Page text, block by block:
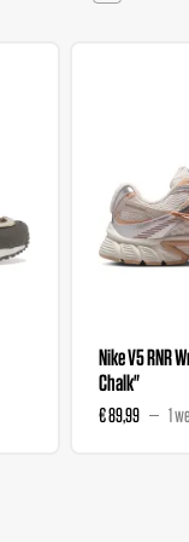
Nike V5 RNR
Chalk"
€ 89,99 1